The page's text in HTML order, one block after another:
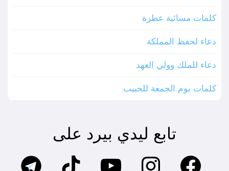
كلمات مسائية عطرة
دعاء لحفظ المملكة
دعاء للملك وولي العهد
كلمات يوم الجمعة للحبيب
تابع ليدي بيرد على